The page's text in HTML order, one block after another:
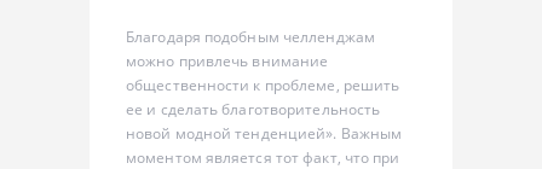
Благодаря подобным челленджам
можно привлечь внимание
общественности к проблеме, решить
ее и сделать благотворительность
новой модной тенденцией». Важным
моментом является тот факт, что при